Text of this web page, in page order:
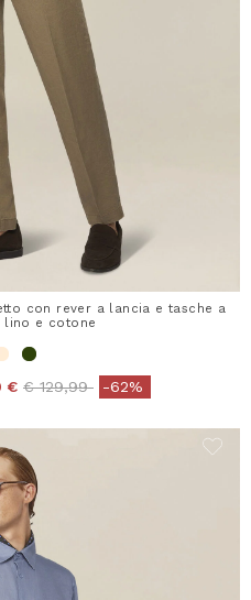
con rever a lancia e tasche a
lino e cotone
€ Price reduced from
€ 129,99to-62%